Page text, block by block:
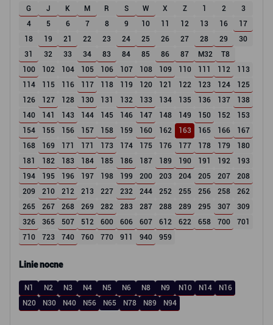
G J K M R S W X Z 1 2
3
4
5 6 7 8 9 10 11 12 13 16
17
18
19 21 22 23 24 25 26 27 28 29
30
31
32 33 34 83 84 85 86 87 M32
T8
100
102 104 105 106 107 108 109 110 111 112
113
114
115 116 117 118 119 120 121 122 123 124
125
126
127 128 130 131 132 133 134 135 136 137
138
140
141 143 144 145 146 147 148 149 150 152
153
154
155 156 157 158 159 160 162 163 165 166
167
168
169 171 171 173 174 175 176 177 178 179
180
181
182 183 184 185 186 187 189 190 191 192
193
194
195 196 197 198 199 200 203 204 205 207
208
209
210 212 213 227 232 244 252 255 256 258
262
265
267 268 269 282 283 287 288 289 295 307
309
326
365 507 512 600 606 607 612 622 658 700
701
710
723 740 760 770 911 940 959
Linie nocne
N1 N2 N3 N4 N5 N6 N8 N9 N10 N14
N16
N20
N30 N40 N56 N65 N78 N89 N94